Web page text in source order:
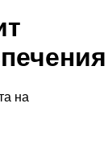
на